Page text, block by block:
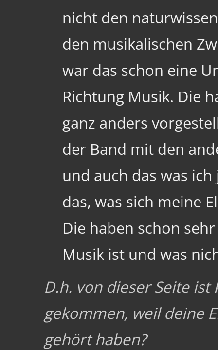
nicht den
den musikalischen
war das schon eine
Richtung Musik. Die
ganz anders
der Band mit den
und auch das was
das, was sich meine
Die haben schon
Musik ist und was
D.h. von dieser Seite
gekommen, weil deine
gehört haben?